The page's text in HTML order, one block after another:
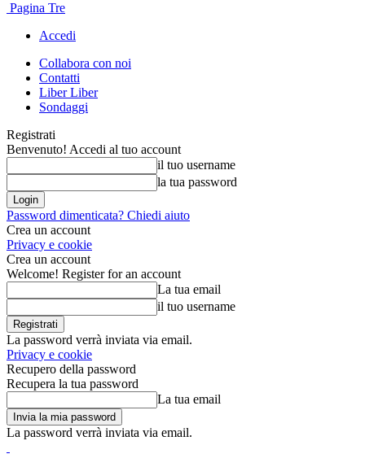
Pagina Tre
Accedi
Collabora con noi
Contatti
Liber Liber
Sondaggi
Registrati
Benvenuto! Accedi al tuo account
il tuo username
la tua password
Password dimenticata? Chiedi aiuto
Crea un account
Privacy e cookie
Crea un account
Welcome! Register for an account
La tua email
il tuo username
La password verrà inviata via email.
Privacy e cookie
Recupero della password
Recupera la tua password
La tua email
La password verrà inviata via email.